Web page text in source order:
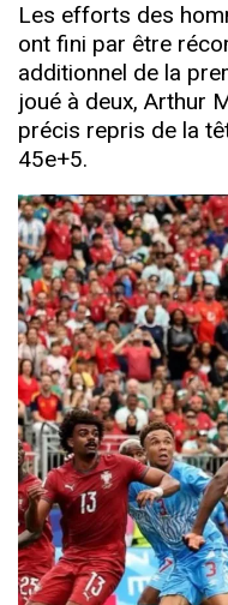
Les efforts des
ont fini par être
additionnel de la
joué à deux, Arthur
précis repris de la
45e+5.